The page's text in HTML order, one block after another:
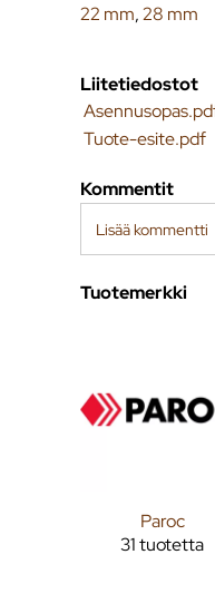
22 mm,28 mm
Liitetiedostot
Tuote-esite.pdf
Kommentit
Lisää kommentti
Tuotemerkki
Paroc
31 tuotetta